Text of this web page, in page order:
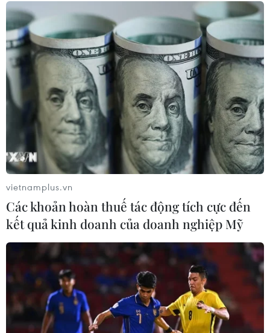
Ba nguyên tắc ngăn ngừa tình trạng sa sút
trí tuệ ở phụ nữ sau mãn kinh
11/12/2023 01:10
Liệu pháp hormone đúng thời điểm; tập thể dục đều
đặn; chế độ ăn uống lành mạnh giàu thực vật là 3
nguyên tắc quan trọng giúp phụ nữ trung niên ngăn
ngừa nguy cơ mắc bệnh Alzheimer trong tương lai.
vietnamplus.vn
Các khoản hoàn thuế tác động tích cực đến
kết quả kinh doanh của doanh nghiệp Mỹ